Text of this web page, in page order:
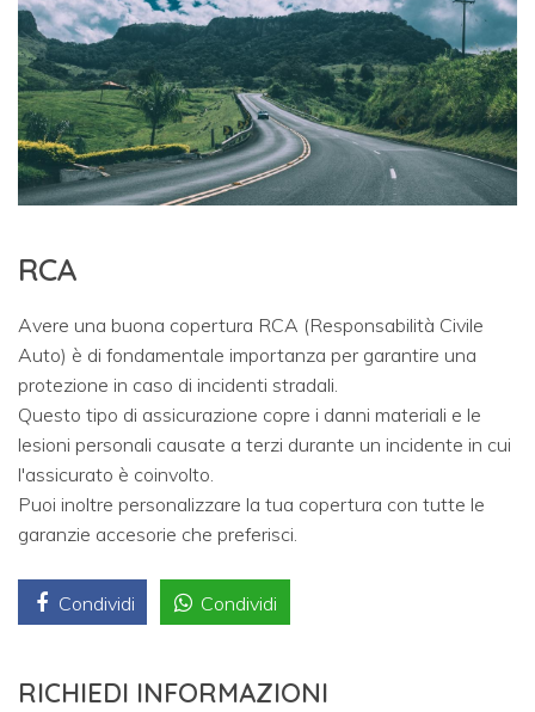
RCA
Avere una buona copertura RCA (Responsabilità Civile
Auto) è di fondamentale importanza per garantire una
protezione in caso di incidenti stradali.
Questo tipo di assicurazione copre i danni materiali e le
lesioni personali causate a terzi durante un incidente in cui
l'assicurato è coinvolto.
Puoi inoltre personalizzare la tua copertura con tutte le
garanzie accesorie che preferisci.
Condividi Condividi
RICHIEDI INFORMAZIONI